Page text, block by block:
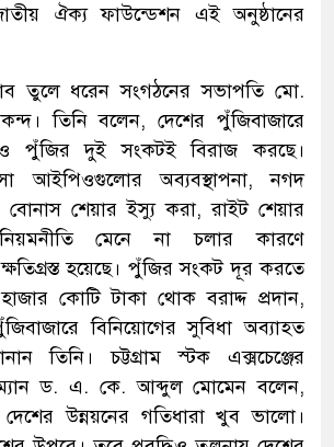
ঐক্য ফাউন্ডেশন এই অনুষ্ঠানের
তুলে ধরেন সংগঠনের সভাপতি মো.
তিনি বলেন, দেশের পুঁজিবাজারে
ও পুঁজির দুই সংকটই বিরাজ করছে।
আইপিওগুলোর অব্যবস্থাপনা, নগদ
বোনাস শেয়ার ইস্যু করা, রাইট শেয়ার
মেনে না চলার কারণে
হয়েছে। পুঁজির সংকট দূর করতে
কোটি টাকা থোক বরাদ্দ প্রদান,
বিনিয়োগের সুবিধা অব্যাহত
তিনি। চট্টগ্রাম স্টক এক্সচেঞ্জের
ড. এ. কে. আব্দুল মোমেন বলেন,
দেশের উন্নয়নের গতিধারা খুব ভালো।